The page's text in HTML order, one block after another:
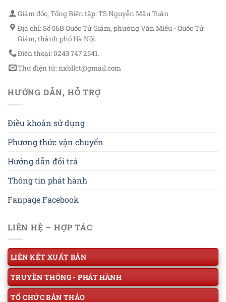
Giám đốc, Tổng Biên tập: TS Nguyễn Mậu Tuân
Địa chỉ: Số 56B Quốc Tử Giám, phường Văn Miếu - Quốc Tử
Giám, thành phố Hà Nội.
Điện thoại: 0243 747 2541.
Thư điện tử: nxbllct@gmail.com
HƯỚNG DẪN, HỖ TRỢ
Điều khoản sử dụng
Phương thức vận chuyển
Hướng dẫn đổi trả
Thông tin phát hành
Fanpage Facebook
LIÊN HỆ – HỢP TÁC
LIÊN KẾT XUẤT BẢN
TRUYỀN THÔNG - PHÁT HÀNH
TỔ CHỨC BẢN THẢO